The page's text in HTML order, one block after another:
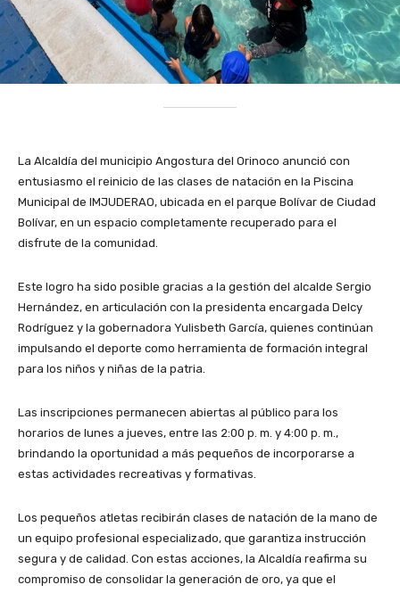
La Alcaldía del municipio Angostura del Orinoco anunció con
entusiasmo el reinicio de las clases de natación en la Piscina
Municipal de IMJUDERAO, ubicada en el parque Bolívar de Ciudad
Bolívar, en un espacio completamente recuperado para el
disfrute de la comunidad.
Este logro ha sido posible gracias a la gestión del alcalde Sergio
Hernández, en articulación con la presidenta encargada Delcy
Rodríguez y la gobernadora Yulisbeth García, quienes continúan
impulsando el deporte como herramienta de formación integral
para los niños y niñas de la patria.
Las inscripciones permanecen abiertas al público para los
horarios de lunes a jueves, entre las 2:00 p. m. y 4:00 p. m.,
brindando la oportunidad a más pequeños de incorporarse a
estas actividades recreativas y formativas.
Los pequeños atletas recibirán clases de natación de la mano de
un equipo profesional especializado, que garantiza instrucción
segura y de calidad. Con estas acciones, la Alcaldía reafirma su
compromiso de consolidar la generación de oro, ya que el